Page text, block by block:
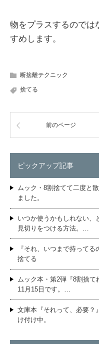
物をプラスするのでは
すめします。
断捨離テクニック
捨てる
前のページ
ピックアップ記事
ムック・8割捨てて二度と
ました。
いつか使うかもしれない、
見切りをつける方法。…
『それ、いつまで持って
捨てる
ムック本・第2弾『8割捨て
11月15日です。…
文庫本『それって、必要？
け付け中。